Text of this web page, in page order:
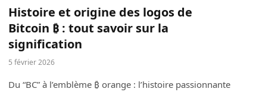
Histoire et origine des logos de
Bitcoin ₿ : tout savoir sur la
signification
5 février 2026
Du “BC” à l’emblème ₿ orange : l’histoire passionnante